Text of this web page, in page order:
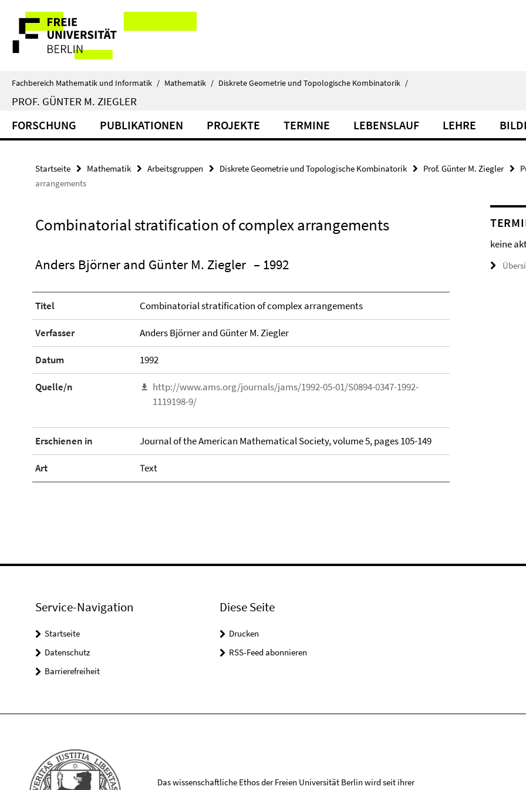
direkt
Inhalt
Service-
Navigation
Fachbereich Mathematik und Informatik / Mathematik / Diskrete Geometrie und Topologische Kombinatorik /
PROF. GÜNTER M. ZIEGLER
FORSCHUNG PUBLIKATIONEN PROJEKTE TERMINE LEBENSLAUF LEHRE
Startseite Mathematik Arbeitsgruppen Diskrete Geometrie und Topologische Kombinatorik Prof. Günter M. Ziegler
arrangements
Combinatorial stratification of complex arrangements
Anders Björner and Günter M. Ziegler – 1992
Titel Combinatorial stratification of complex arrangements
Verfasser Anders Björner and Günter M. Ziegler
Datum 1992
Quelle/n
http://www.ams.org/journals/jams/1992-05-01/S0894-0347-1992-
1119198-9/
Erschienen in Journal of the American Mathematical Society, volume 5, pages 105-149
Art Text
keine
Service-Navigation
Startseite
Datenschutz
Barrierefreiheit
Diese Seite
Drucken
RSS-Feed abonnieren
Das wissenschaftliche Ethos der Freien Universität Berlin wird seit ihrer